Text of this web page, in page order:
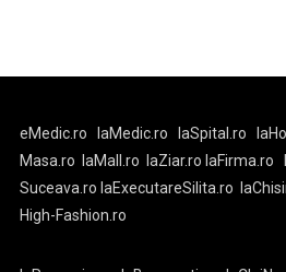
eMedic.ro laMedic.ro laSpital.ro
Masa.ro
laMall.ro laZiar.ro laFirma.ro
Suceava.ro laExecutareSilita.ro
High-Fashion.ro